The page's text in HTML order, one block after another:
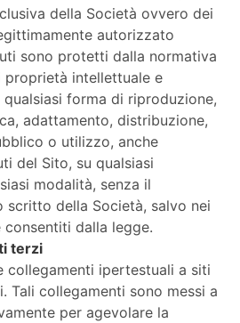
della Società ovvero dei
autorizzato
sono protetti dalla normativa
intellettuale e
forma di riproduzione,
adattamento, distribuzione,
o utilizzo, anche
del Sito, su qualsiasi
modalità, senza il
scritto della Società, salvo nei
consentiti dalla legge.
terzi
collegamenti ipertestuali a siti
Tali collegamenti sono messi a
per agevolare la